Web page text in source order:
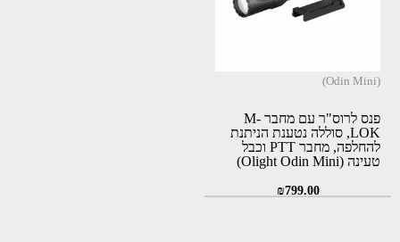
(Odin Mini)
פנס לרוס"ר עם מחבר M-
LOK, סוללה נטענת הניתנת
להחלפה, מחבר PTT וכבל
טעינה (Olight Odin Mini)
₪799.00